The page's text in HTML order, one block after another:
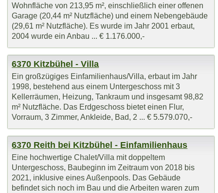
Wohnfläche von 213,95 m², einschließlich einer offenen
Garage (20,44 m² Nutzfläche) und einem Nebengebäude
(29,61 m² Nutzfläche). Es wurde im Jahr 2001 erbaut,
2004 wurde ein Anbau ... € 1.176.000,-
6370 Kitzbühel - Villa
Ein großzügiges Einfamilienhaus/Villa, erbaut im Jahr
1998, bestehend aus einem Untergeschoss mit 3
Kellerräumen, Heizung, Tankraum und insgesamt 98,82
m² Nutzfläche. Das Erdgeschoss bietet einen Flur,
Vorraum, 3 Zimmer, Ankleide, Bad, 2 ... € 5.579.070,-
6370 Reith bei Kitzbühel - Einfamilienhaus
Eine hochwertige Chalet/Villa mit doppeltem
Untergeschoss, Baubeginn im Zeitraum von 2018 bis
2021, inklusive eines Außenpools. Das Gebäude
befindet sich noch im Bau und die Arbeiten waren zum